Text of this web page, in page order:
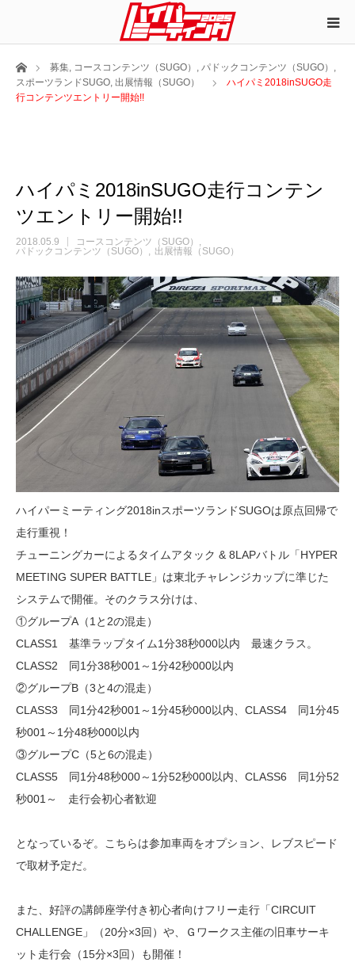
ホーム募集, コースコンテンツ（SUGO） , パドックコンテンツ（SUGO） ,
スポーツランドSUGO, 出展情報（SUGO）
ハイパミ2018inSUGO走
行コンテンツエントリー開始!!
ハイパミ2018inSUGO走行コンテン
ツエントリー開始!!
2018.05.9
コースコンテンツ（SUGO）
パドックコンテンツ（SUGO）
出展情報（SUGO）
ハイパーミーティング2018inスポーツランドSUGOは原点回帰で
走行重視！
チューニングカーによるタイムアタック & 8LAPバトル「HYPER
MEETING SUPER BATTLE」は東北チャレンジカップに準じた
システムで開催。そのクラス分けは、
①グループA（1と2の混走）
CLASS1 基準ラップタイム1分38秒000以内 最速クラス。
CLASS2 同1分38秒001～1分42秒000以内
②グループB（3と4の混走）
CLASS3 同1分42秒001～1分45秒000以内、CLASS4 同1分45
秒001～1分48秒000以内
③グループC（5と6の混走）
CLASS5 同1分48秒000～1分52秒000以内、CLASS6 同1分52
秒001～ 走行会初心者歓迎
となっているぞ。こちらは参加車両をオプション、レブスピード
で取材予定だ。
また、好評の講師座学付き初心者向けフリー走行「CIRCUIT
CHALLENGE」（20分×3回）や、Ｇワークス主催の旧車サーキ
ット走行会（15分×3回）も開催！